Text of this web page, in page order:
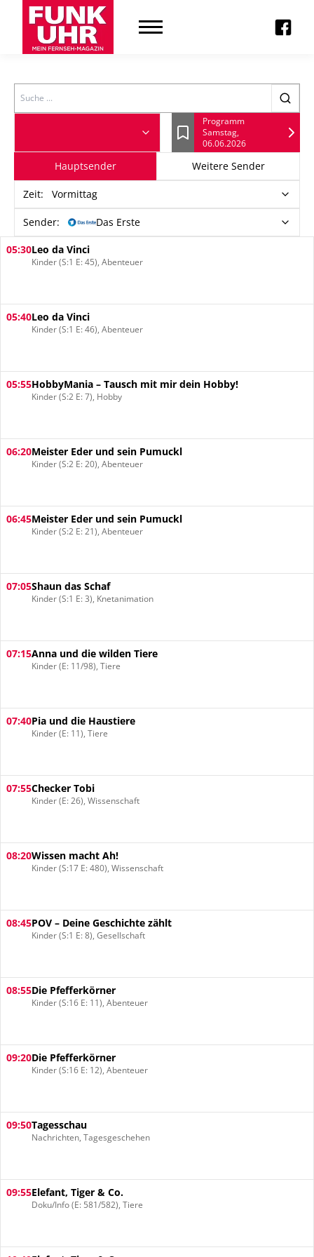
Search
Lesezeichen
Programm
Samstag,
06.06.2026
Hauptsender Weitere Sender
Zeit: Vormittag
Sender: Das Erste
05:30Leo da Vinci
Kinder (S:1 E: 45), Abenteuer
05:40Leo da Vinci
Kinder (S:1 E: 46), Abenteuer
05:55HobbyMania – Tausch mit mir dein Hobby!
Kinder (S:2 E: 7), Hobby
06:20Meister Eder und sein Pumuckl
Kinder (S:2 E: 20), Abenteuer
06:45Meister Eder und sein Pumuckl
Kinder (S:2 E: 21), Abenteuer
07:05Shaun das Schaf
Kinder (S:1 E: 3), Knetanimation
07:15Anna und die wilden Tiere
Kinder (E: 11/98), Tiere
07:40Pia und die Haustiere
Kinder (E: 11), Tiere
07:55Checker Tobi
Kinder (E: 26), Wissenschaft
08:20Wissen macht Ah!
Kinder (S:17 E: 480), Wissenschaft
08:45POV – Deine Geschichte zählt
Kinder (S:1 E: 8), Gesellschaft
08:55Die Pfefferkörner
Kinder (S:16 E: 11), Abenteuer
09:20Die Pfefferkörner
Kinder (S:16 E: 12), Abenteuer
09:50Tagesschau
Nachrichten, Tagesgeschehen
09:55Elefant, Tiger & Co.
Doku/Info (E: 581/582), Tiere